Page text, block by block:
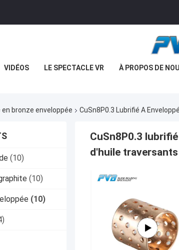
VIDÉOS LE SPECTACLE VR À PROPOS DE
en bronze enveloppée CuSn8P0.3 Lubrifié A
(10)
(10)
(10)
CuSn8P0.3
d'huile traversants